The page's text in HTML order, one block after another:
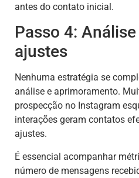
antes do contato inicial.
Passo 4:
ajustes
Nenhuma estratégia se
análise e aprimoramento.
prospecção no Instagram
interações geram contatos
ajustes.
É essencial acompanhar
número de mensagens